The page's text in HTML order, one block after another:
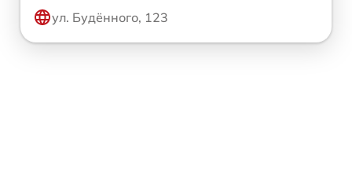
ул. Будённого, 123